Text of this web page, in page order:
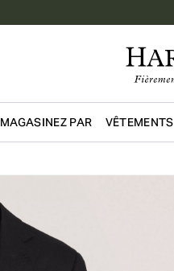
MAGASINEZ PAR VÊTEMENTS